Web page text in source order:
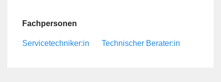
Fachpersonen
Servicetechniker:in Technischer Berater:in